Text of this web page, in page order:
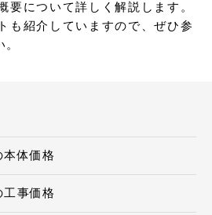
要について詳しく解説します。
も紹介していますので、ぜひ参
本体価格
工事価格